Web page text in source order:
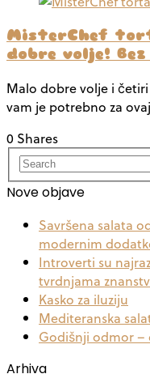
MisterChef
dobre volje!
Malo dobre volje i
vam je potrebno za
0 Shares
Nove objave
Savršena salata
modernim
Introverti su
tvrdnjama
Kasko za iluziju
Mediteranska
Godišnji odmor –
Arhiva